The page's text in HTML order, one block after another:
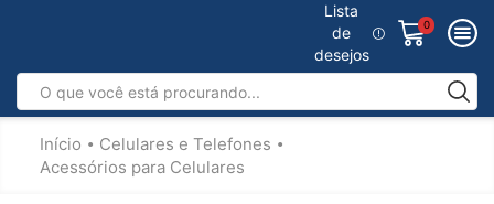
Lista
de
desejos
0
Início • Celulares e Telefones •
Acessórios para Celulares